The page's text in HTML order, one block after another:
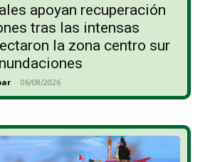
apoyan recuperación
tras las intensas
la zona centro sur
- 06/08/2026